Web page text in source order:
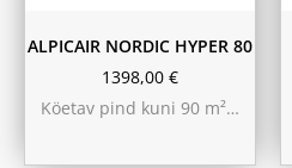
ALPICAIR NORDIC HYPER 80
1398,00 €
Köetav pind kuni 90 m²…